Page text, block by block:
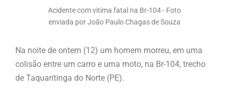
Acidente com vitima fatal na Br-104 - Foto
enviada por João Paulo Chagas de Souza
Na noite de ontem (12) um homem morreu, em uma
colisão entre um carro e uma moto, na Br-104, trecho
de Taquaritinga do Norte (PE).